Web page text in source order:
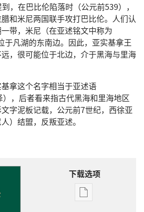
，在巴比伦陷落时（公元前539），
和米尼两国联手攻打巴比伦。人们认
带，米尼（在亚述铭文中称为
于凡湖的东南边。因此，亚实基拿王
，很可能位于北边，介于黑海与里海
拿这个名字相当于亚述语
，后者看来指古代黑海和里海地区
字泥板记载，公元前7世纪，西徐亚
）结盟，反叛亚述。
下载选项
电